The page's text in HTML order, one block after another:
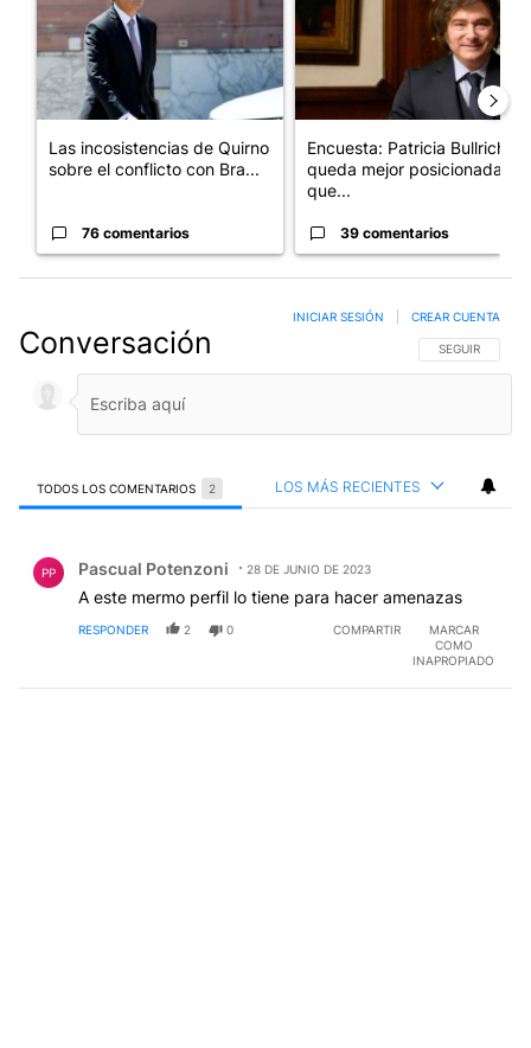
Las incosistencias de Quirno
sobre el conflicto con Bra...
76 comentarios
Encuesta: Patricia Bullrich
queda mejor posicionada
que...
39 comentarios
Conversación SIGA ESTA
SEGUIR
INICIAR SESIÓN CREAR CUENTA
TODOS LOS COMENTARIOS 2 LOS MÁS RECIENTES
PP Pascual Potenzoni 28 DE JUNIO DE 2023
A este mermo perfil lo tiene para hacer amenazas
RESPONDER 2 0 COMPARTIR
MARCAR
COMO
INAPROPIADO